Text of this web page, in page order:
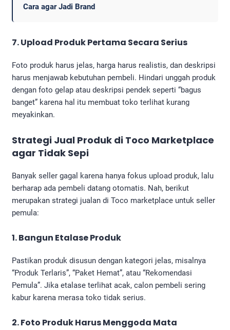
Cara agar Jadi Brand
7. Upload Produk Pertama Secara Serius
Foto produk harus jelas, harga harus realistis, dan deskripsi
harus menjawab kebutuhan pembeli. Hindari unggah produk
dengan foto gelap atau deskripsi pendek seperti “bagus
banget” karena hal itu membuat toko terlihat kurang
meyakinkan.
Strategi Jual Produk di Toco Marketplace
agar Tidak Sepi
Banyak seller gagal karena hanya fokus upload produk, lalu
berharap ada pembeli datang otomatis. Nah, berikut
merupakan strategi jualan di Toco marketplace untuk seller
pemula:
1. Bangun Etalase Produk
Pastikan produk disusun dengan kategori jelas, misalnya
“Produk Terlaris”, “Paket Hemat”, atau “Rekomendasi
Pemula”. Jika etalase terlihat acak, calon pembeli sering
kabur karena merasa toko tidak serius.
2. Foto Produk Harus Menggoda Mata